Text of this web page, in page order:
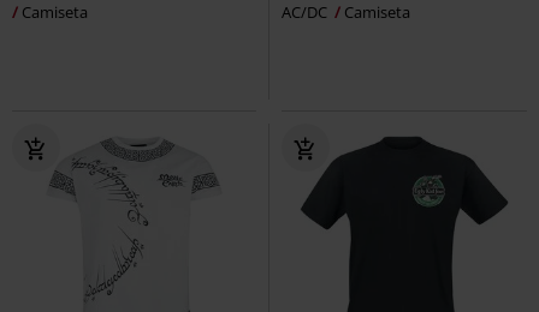
Camiseta
AC/DC
Camiseta